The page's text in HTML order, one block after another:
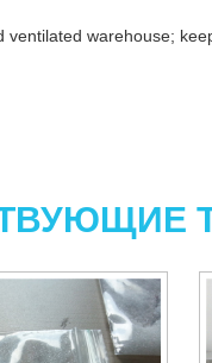
ventilated warehouse;